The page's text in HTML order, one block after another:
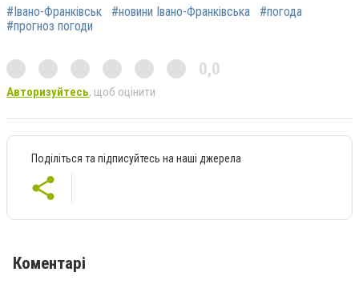
#Івано-Франківськ #новини Івано-Франківська
#погода
#прогноз погоди
0,0
Авторизуйтесь, щоб оцінити
Поділіться та підписуйтесь на наші джерела
Коментарі